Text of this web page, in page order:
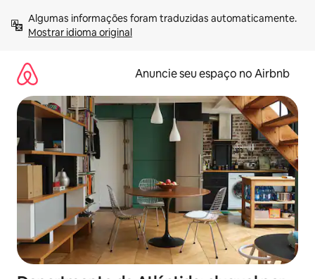
para
Mostrar idioma original
Anuncie seu espaço no Airbnb